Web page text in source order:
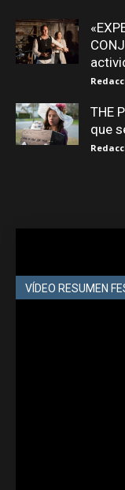
THE
que
VÍDEO RESUMEN